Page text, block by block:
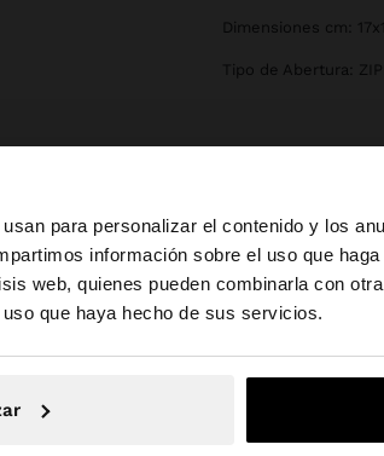
para personalizar el contenido y los
información sobre el uso que
web, quienes pueden combinarla con
que haya hecho de sus servicios.
de España. ¿Quieres ir a la web de
No, continuar en la web de
Dimensiones cm:
Tipo de Abertura: